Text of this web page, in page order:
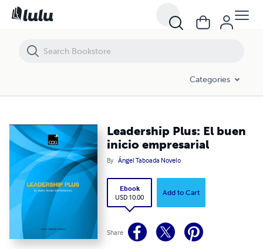
Categories
Leadership Plus: El buen
inicio empresarial
By Ángel Taboada Novelo
Ebook
USD 10.00
Add to Cart
Share
Leadership Plus: El buen inicio empresarial